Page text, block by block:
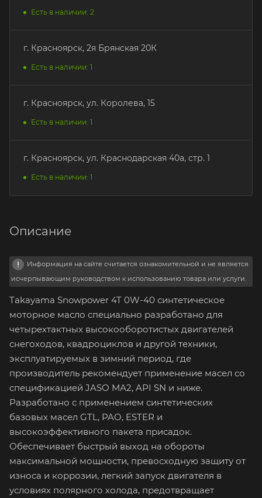
Есть в наличии: 2
г. Красноярск, 2я Брянская 20К
Есть в наличии: 1
г. Красноярск, ул. Королева, 15
Есть в наличии: 1
г. Красноярск, ул. Краснодарская 40а, стр. 1
Есть в наличии: 1
Описание
Информация на сайте считается ознакомительной и не является
исчерпывающим руководством к использованию товара или услуги.
Takayama Snowpower 4T 0W-40 синтетическое
моторное масло специально разработано для
четырехтактных высокооборотистых двигателей
снегоходов, квадроциклов и другой техники,
эксплуатируемых в зимний период, где
производитель рекомендует применение масел со
спецификацией JASO МА2, API SN и ниже.
Разработано с применением синтетических
базовых масел GTL, PAO, ESTER и
высокоэффективного пакета присадок.
Обеспечивает быстрый выход на обороты
максимальной мощности, превосходную защиту от
износа и коррозии, легкий запуск двигателя в
условиях полярного холода, предотвращает